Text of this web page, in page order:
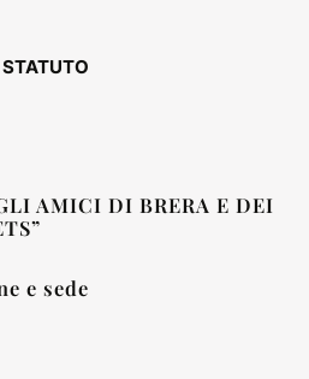
STATUTO
AMICI DI BRERA E DEI
e sede